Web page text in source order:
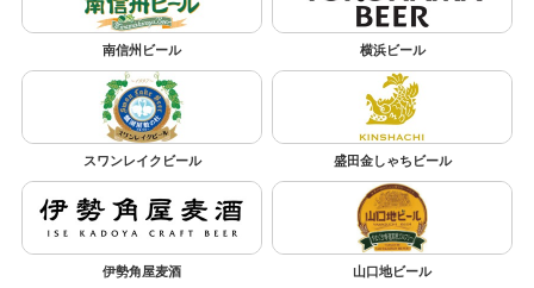
南信州ビール 横浜ビール
スワンレイクビール 盛田金しゃちビール
伊勢角屋麦酒 山口地ビール